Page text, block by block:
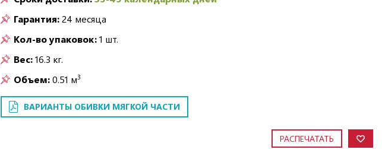
Гарантия:24 месяца
Кол-во упаковок:1 шт.
Вес:16.3 кг.
Объем:0.51 м3
ВАРИАНТЫ ОБИВКИ МЯГКОЙ ЧАСТИ
РАСПЕЧАТАТЬ